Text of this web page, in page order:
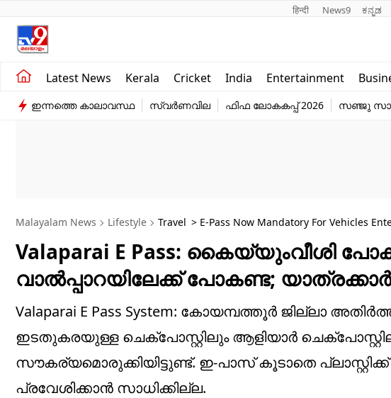
हिन्दी News9 ಕನ್ನಡ
Latest News Kerala Cricket India Entertainment
Kerala
India
Education
ഇന്നത്തെ കാലാവസ്ഥ സ്വർണവില ഫിഫ ലോകകപ്പ് 2026 സഞ്ജു
Malayalam News Lifestyle Travel > E-Pass Now Mandatory For Vehicles
Valaparai E Pass: കൈയ്യുംവീശി
വാൽപ്പാറയിലേക്ക് പോകണ്ട;
Valaparai E Pass System: കോയമ്പത്തൂർ ജില്ലാ
ഇടതുകരയുള്ള ചെക്‌പോസ്റ്റിലും ആളിയാർ
സൗകര്യമൊരുക്കിയിട്ടുണ്ട്. ഇ-പാസ് കൂടാതെ
പ്രവേശിക്കാൻ സാധിക്കില്ല.